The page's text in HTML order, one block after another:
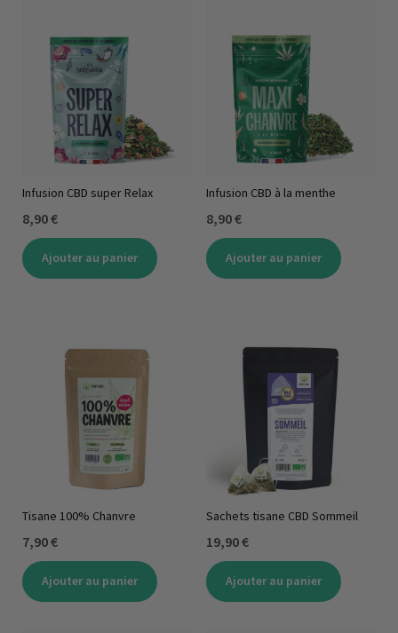
Infusion CBD super Relax
8,90 €
Ajouter au panier
Infusion CBD à la menthe
8,90 €
Ajouter au panier
Tisane 100% Chanvre
7,90 €
Ajouter au panier
Sachets tisane CBD Sommeil
19,90 €
Ajouter au panier